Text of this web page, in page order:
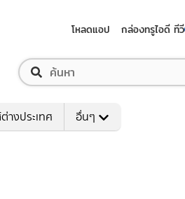
โหลดแอป กล่องทรูไอดี ทีวี
างประเทศ อื่นๆ